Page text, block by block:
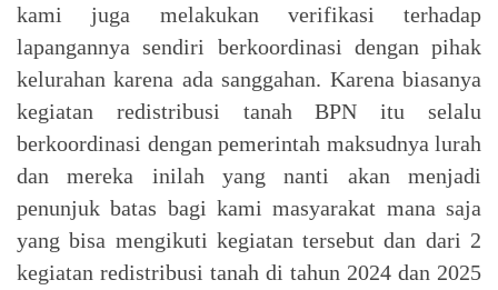
kami juga melakukan verifikasi terhadap
lapangannya sendiri berkoordinasi dengan pihak
kelurahan karena ada sanggahan. Karena biasanya
kegiatan redistribusi tanah BPN itu selalu
berkoordinasi dengan pemerintah maksudnya lurah
dan mereka inilah yang nanti akan menjadi
penunjuk batas bagi kami masyarakat mana saja
yang bisa mengikuti kegiatan tersebut dan dari 2
kegiatan redistribusi tanah di tahun 2024 dan 2025